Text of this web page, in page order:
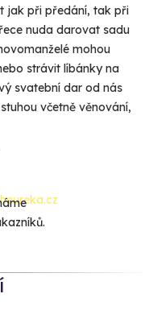
jak při předání, tak při
nuda darovat sadu
mohou
strávit líbánky na
svatební dar od nás
včetně věnování,